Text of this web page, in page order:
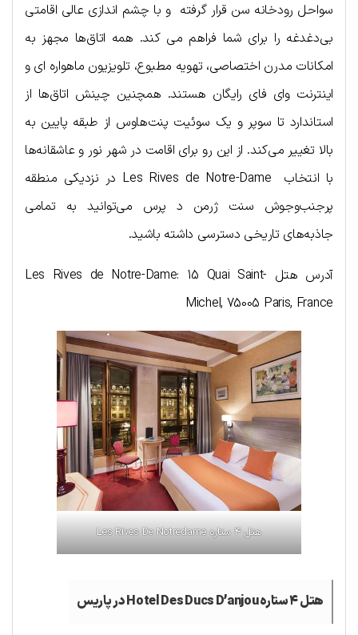
سواحل رودخانه سن قرار گرفته و با چشم اندازی عالی اقامتی
بی‌دغدغه را برای شما فراهم می کند. همه اتاق‌ها مجهز به
امکانات مدرن اختصاصی، تهویه مطبوع، تلویزیون ماهواره ای و
اینترنت وای فای رایگان هستند. همچنین چینش اتاق‌ها از
استاندارد تا سوپر و یک سوئیت پنت‌هاوس از طبقه پایین به
بالا تغییر می‌کند. از این رو برای اقامت در شهر نور و عاشقانه‌ها
با انتخاب Les Rives de Notre-Dame در نزدیکی منطقه
پرجنب‌وجوش سنت ژرمن د پرس می‌توانید به تمامی
جاذبه‌های تاریخی دسترسی داشته باشید.
آدرس هتل Les Rives de Notre-Dame: 15 Quai Saint-
Michel, 75005 Paris, France
هتل ۴ ستاره Les Rives De Notredame
هتل ۴ ستاره Hotel Des Ducs D’anjou در پاریس